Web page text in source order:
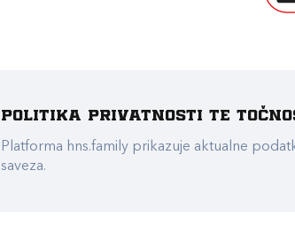
Politika privatnosti te
Platforma hns.family prikazuje aktualne
saveza.